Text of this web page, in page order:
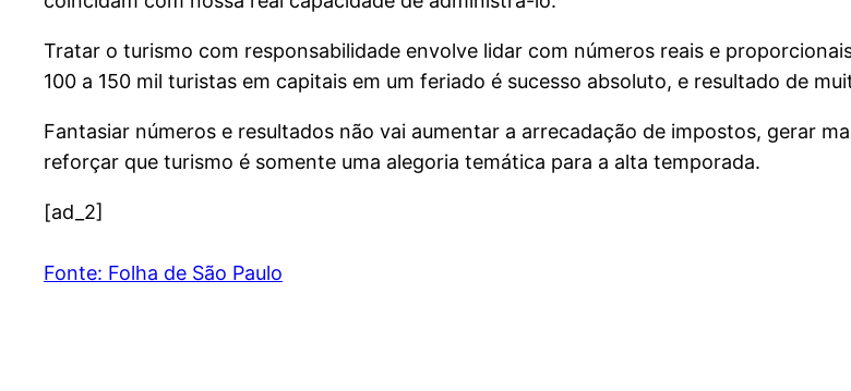
Tratar o turismo com responsabilidade envolve lidar com números reais e
100 a 150 mil turistas em capitais em um feriado é sucesso absoluto, e resultado de
Fantasiar números e resultados não vai aumentar a arrecadação de impostos, gerar
reforçar que turismo é somente uma alegoria temática para a alta temporada.
[ad_2]
Fonte: Folha de São Paulo